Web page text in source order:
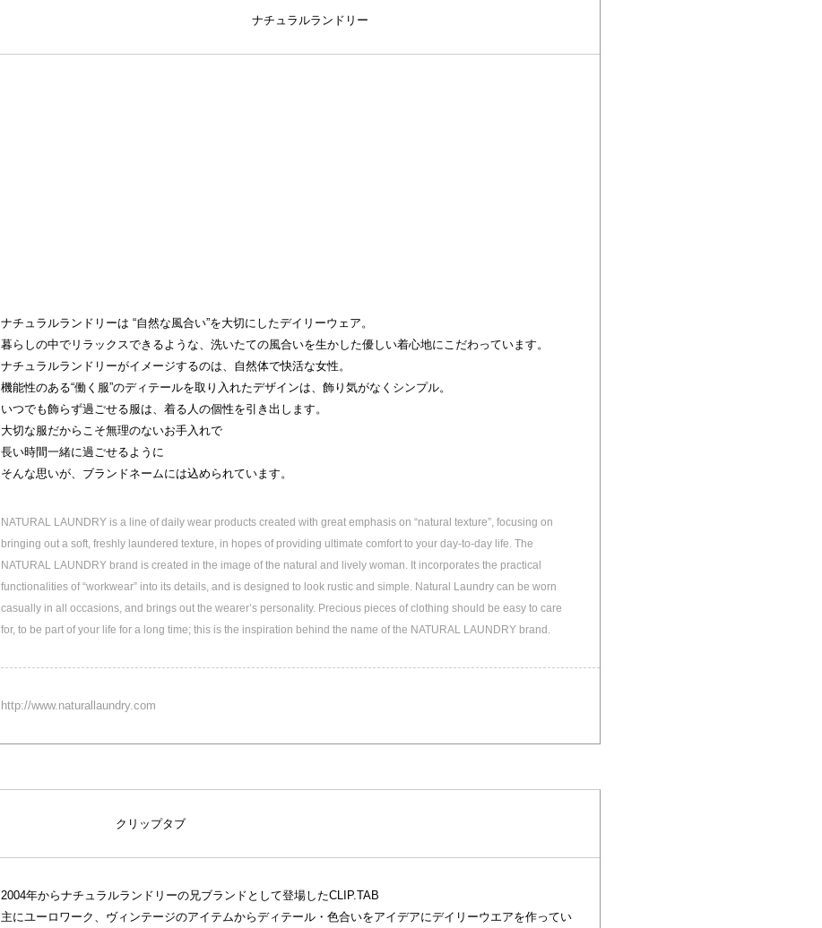
ナチュラルランドリー
ナチュラルランドリーは “自然な風合い”を大切にしたデイリーウェア。
暮らしの中でリラックスできるような、洗いたての風合いを生かした優しい着心地にこだわっています。
ナチュラルランドリーがイメージするのは、自然体で快活な女性。
機能性のある“働く服”のディテールを取り入れたデザインは、飾り気がなくシンプル。
いつでも飾らず過ごせる服は、着る人の個性を引き出します。
大切な服だからこそ無理のないお手入れで
長い時間一緒に過ごせるように
そんな思いが、ブランドネームには込められています。
NATURAL LAUNDRY is a line of daily wear products created with great emphasis on “natural texture”, focusing on
bringing out a soft, freshly laundered texture, in hopes of providing ultimate comfort to your day-to-day life. The
NATURAL LAUNDRY brand is created in the image of the natural and lively woman. It incorporates the practical
functionalities of “workwear” into its details, and is designed to look rustic and simple. Natural Laundry can be worn
casually in all occasions, and brings out the wearer’s personality. Precious pieces of clothing should be easy to care
for, to be part of your life for a long time; this is the inspiration behind the name of the NATURAL LAUNDRY brand.
http://www.naturallaundry.com
クリップタブ
2004年からナチュラルランドリーの兄ブランドとして登場したCLIP.TAB
主にユーロワーク、ヴィンテージのアイテムからディテール・色合いをアイデアにデイリーウエアを作ってい